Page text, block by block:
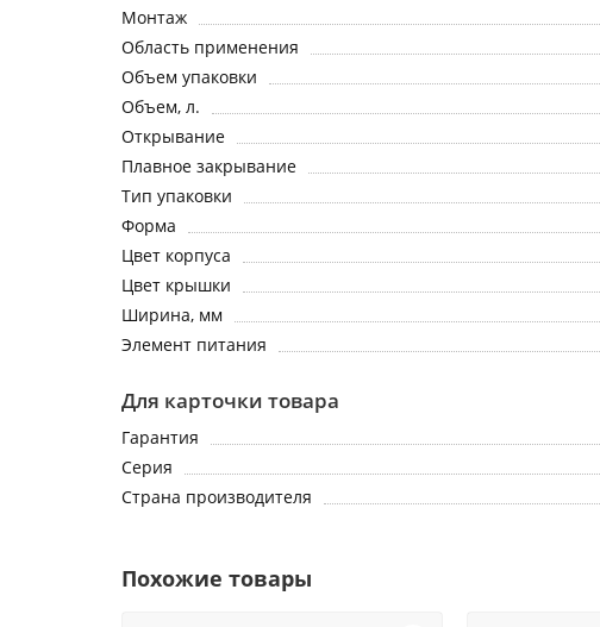
Монтаж
Область применения
Объем упаковки
Объем, л.
Открывание
Плавное закрывание
Тип упаковки
Форма
Цвет корпуса
Цвет крышки
Ширина, мм
Элемент питания
Для карточки товара
Гарантия
Серия
Страна производителя
Похожие товары